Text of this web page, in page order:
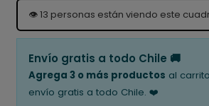
👁️13 personas están viendo este
Envío gratis a todo Chile 🚚
Agrega 3 o más productos al
envío gratis a todo Chile. ❤️